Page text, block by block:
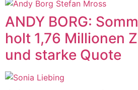
ANDY BORG:
holt 1,76 Millionen
und starke Quote